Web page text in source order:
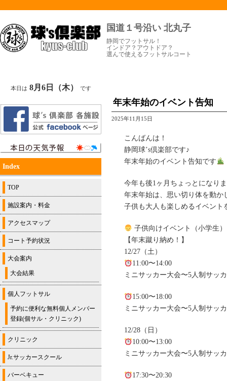
国道１号沿い 北丸子
静岡でフットサル！
インドア？アウトドア？
選んで使えるフットサルコート
年末年始のイベント告知
2025年11月15日
こんばんは！
静岡球’s倶楽部です♪
年末年始のイベント告知です
今年も後1ヶ月ちょっとになり
年末年始は、思い切り体を動か
子供も大人も楽しめるイベント
子供向けイベント（小学生）
【年末蹴り納め！】
12/27（土）
11:00〜14:00
ミニサッカー大会〜5人制サッ
15:00〜18:00
ミニサッカー大会〜5人制サッ
12/28（日）
10:00〜13:00
ミニサッカー大会〜5人制サッ
17:30〜20:30
本日は 8月6日（木） です
Index
TOP
施設案内・料金
アクセスマップ
コート予約状況
大会案内
大会結果
個人フットサル
予約に便利な無料個人メンバー
登録(個サル・クリニック)
クリニック
Jr.サッカースクール
バーベキュー